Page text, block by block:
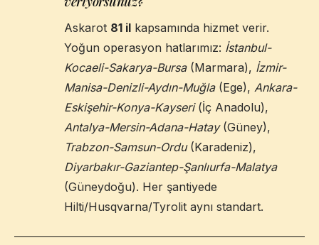
Askarot 81 il kapsamında hizmet verir.
Yoğun operasyon hatlarımız: İstanbul-
Kocaeli-Sakarya-Bursa(Marmara), İzmir-
Manisa-Denizli-Aydın-Muğla(Ege), Ankara-
Eskişehir-Konya-Kayseri(İç Anadolu),
Antalya-Mersin-Adana-Hatay(Güney),
Trabzon-Samsun-Ordu(Karadeniz),
Diyarbakır-Gaziantep-Şanlıurfa-Malatya
(Güneydoğu). Her şantiyede
Hilti/Husqvarna/Tyrolit aynı standart.